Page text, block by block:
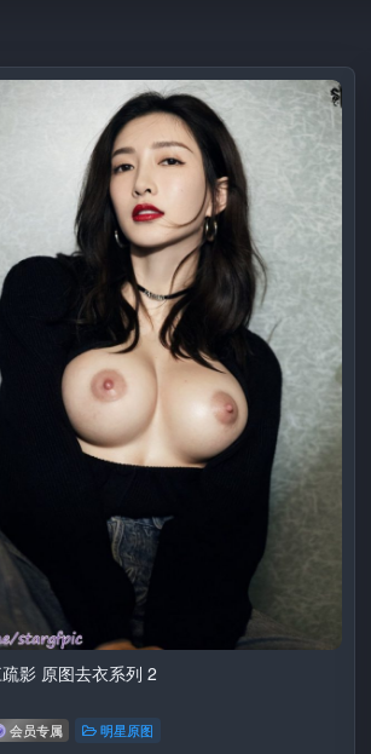
影 原图去衣系列 2
会员专属 明星原图